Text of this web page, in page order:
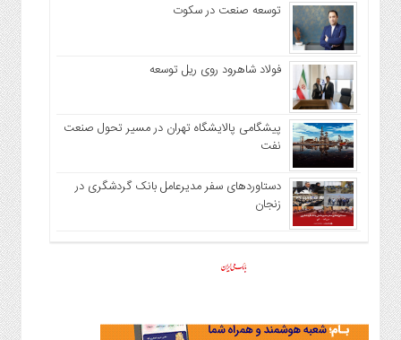
توسعه صنعت در سکوت
فولاد شاهرود روی ریل توسعه
پیشگامی پالایشگاه تهران در مسیر تحول صنعت
نفت
دستاوردهای سفر مدیرعامل بانک گردشگری در
زنجان